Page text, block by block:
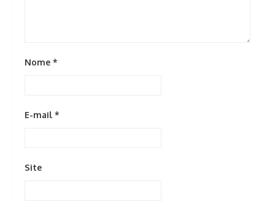
Nome *
E-mail *
Site